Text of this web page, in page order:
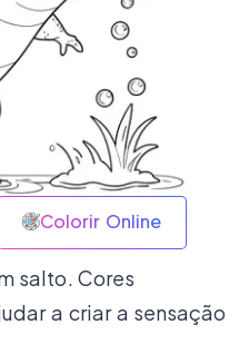
Colorir Online
salto. Cores
a criar a sensação